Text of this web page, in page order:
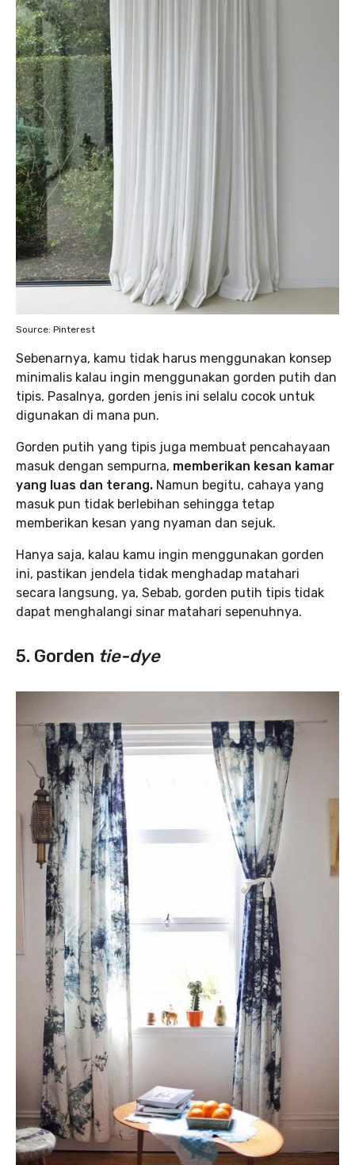
Source: Pinterest
Sebenarnya, kamu tidak harus menggunakan konsep
minimalis kalau ingin menggunakan gorden putih dan
tipis. Pasalnya, gorden jenis ini selalu cocok untuk
digunakan di mana pun.
Gorden putih yang tipis juga membuat pencahayaan
masuk dengan sempurna, memberikan kesan kamar
yang luas dan terang. Namun begitu, cahaya yang
masuk pun tidak berlebihan sehingga tetap
memberikan kesan yang nyaman dan sejuk.
Hanya saja, kalau kamu ingin menggunakan gorden
ini, pastikan jendela tidak menghadap matahari
secara langsung, ya, Sebab, gorden putih tipis tidak
dapat menghalangi sinar matahari sepenuhnya.
5. Gorden tie-dye